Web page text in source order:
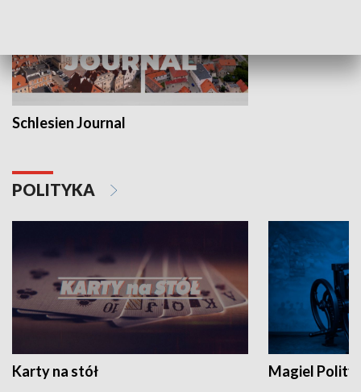
Schlesien Journal
POLITYKA
Karty na stół Magiel